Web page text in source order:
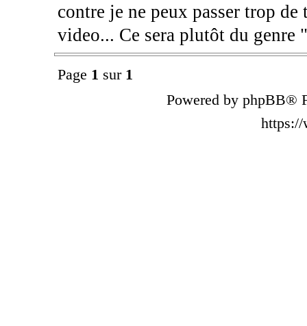
contre je ne peux passer trop
video... Ce sera plutôt du genre
Page 1 sur 1
Powered by phpBB®
https://